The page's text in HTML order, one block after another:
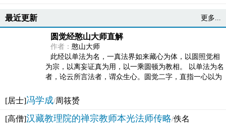
最近更新 更多...
圆觉经憨山大师直解
作者： 憨山大师
此经以单法为名，一真法界如来藏心为体，以圆照觉相
为宗，以离妄证真为用，以一乘圆顿为教相。 以单法为名
者，论云所言法者，谓众生心。圆觉二字，直指一心以为
[居士]冯学成/周筱赟
[高僧]汉藏教理院的禅宗教师本光法师传略/佚名